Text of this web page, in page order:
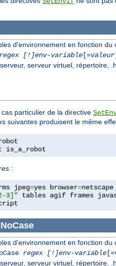
d'environnement en fonction
regex [!]env-variable[=valeur
serveur virtuel, répertoire,
particulier de la directive
suivantes produisent le même
is_a_robot
:
jpeg=yes browser=
3]"
d'environnement en fonction
regex [!]env-variable[=
serveur virtuel, répertoire,